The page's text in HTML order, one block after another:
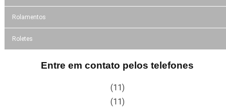
Rolamentos
Roletes
Entre em contato pelos telefones
(11)
(11)